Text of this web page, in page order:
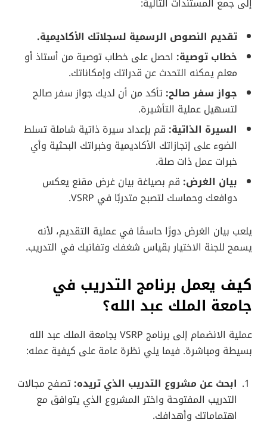
إلى جمع المستندات التالية:
تقديم النصوص الرسمية لسجلاتك الأكاديمية.
خطاب توصية: احصل على خطاب توصية من أستاذ أو
معلم يمكنه التحدث عن قدراتك وإمكاناتك.
جواز سفر صالح: تأكد من أن لديك جواز سفر صالح
لتسهيل عملية التأشيرة.
السيرة الذاتية: قم بإعداد سيرة ذاتية شاملة تسلط
الضوء على إنجازاتك الأكاديمية وخبراتك البحثية وأي
خبرات عمل ذات صلة.
بيان الغرض: قم بصياغة بيان غرض مقنع يعكس
دوافعك وحماسك لتصبح متدربًا في VSRP.
يلعب بيان الغرض دورًا حاسمًا في عملية التقديم، لأنه
يسمح للجنة الاختيار بقياس شغفك وتفانيك في التدريب.
كيف يعمل برنامج التدريب في
جامعة الملك عبد الله؟
عملية الانضمام إلى برنامج VSRP بجامعة الملك عبد الله
بسيطة ومباشرة. فيما يلي نظرة عامة على كيفية عمله:
ابحث عن مشروع التدريب الذي تريده: تصفح مجالات
التدريب المفتوحة واختر المشروع الذي يتوافق مع
اهتماماتك وأهدافك.